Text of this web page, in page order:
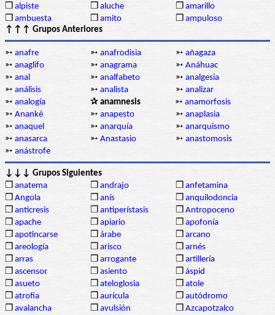
❒ alpiste ❒ aluche ❒ amarillo
❒ ambuesta ❒ amito ❒ ampuloso
↑↑↑ Grupos Anteriores
➳ anafre ➳ anafrodisia ➳ añagaza
➳ anaglifo ➳ anagrama ➳ Anáhuac
➳ anal ➳ analfabeto ➳ analgesia
➳ análisis ➳ analista ➳ analizar
➳ analogía ✰ anamnesis ➳ anamorfosis
➳ Ananké ➳ anapesto ➳ anaplasia
➳ anaquel ➳ anarquía ➳ anarquismo
➳ anasarca ➳ Anastasio ➳ anastomosis
➳ anástrofe
↓↓↓ Grupos Siguientes
❒ anatema ❒ andrajo ❒ anfetamina
❒ Angola ❒ anís ❒ anquilodoncia
❒ anticresis ❒ antiperístasis ❒ Antropoceno
❒ apache ❒ apiario ❒ apofonía
❒ apotincarse ❒ árabe ❒ arcano
❒ areología ❒ arisco ❒ arnés
❒ arras ❒ arrogante ❒ artillería
❒ ascensor ❒ asiento ❒ áspid
❒ asueto ❒ ateloglosia ❒ atole
❒ atrofia ❒ aurícula ❒ autódromo
❒ avalancha ❒ avulsión ❒ Azcapotzalco